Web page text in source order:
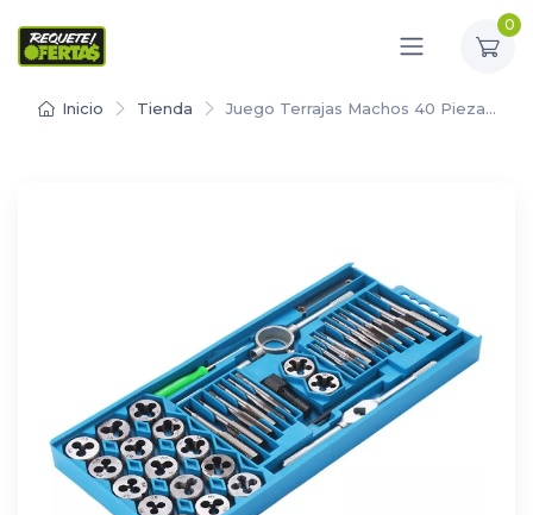
0
Inicio Tienda Juego Terrajas Machos 40 Pieza…